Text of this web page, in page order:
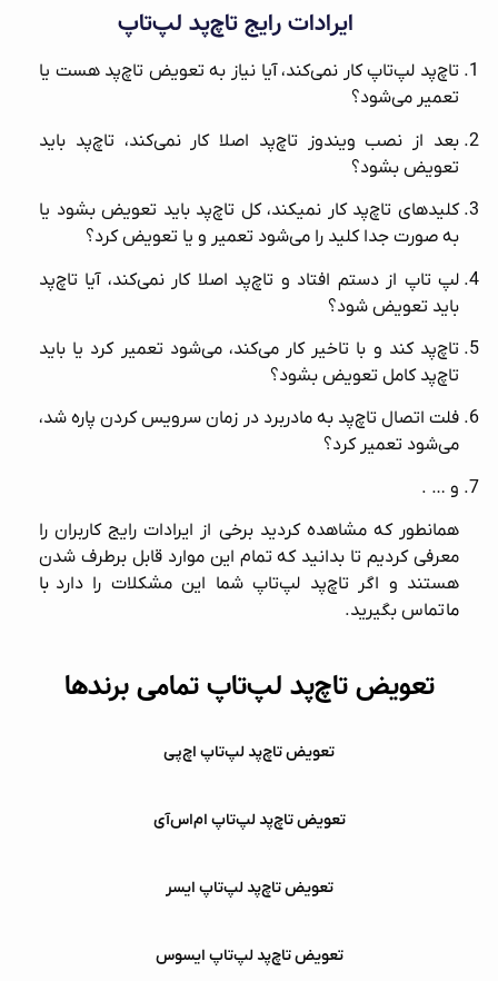
ایرادات رایج تاچ‌پد لپ‌تاپ
تاچ‌پد لپ‌تاپ کار نمی‌کند، آیا نیاز به تعویض تاچ‌پد هست یا
تعمیر می‌شود؟
بعد از نصب ویندوز تاچ‌پد اصلا کار نمی‌کند، تاچ‌پد باید
تعویض بشود؟
کلیدهای تاچ‌پد کار نمیکند، کل تاچ‌پد باید تعویض بشود یا
به صورت جدا کلید را می‌شود تعمیر و یا تعویض کرد؟
لپ تاپ از دستم افتاد و تاچ‌پد اصلا کار نمی‌کند، آیا تاچ‌پد
باید تعویض شود؟
تاچ‌پد کند و با تاخیر کار می‌کند، می‌شود تعمیر کرد یا باید
تاچ‌پد کامل تعویض بشود؟
فلت اتصال تاچ‌پد به مادربرد در زمان سرویس کردن پاره شد،
می‌شود تعمیر کرد؟
و … .
همانطور که مشاهده کردید برخی از ایرادات رایج کاربران را
معرفی کردیم تا بدانید که تمام این موارد قابل برطرف شدن
هستند و اگر تاچ‌پد لپ‌تاپ شما این مشکلات را دارد با
ماتماس بگیرید.
تعویض تاچ‌پد لپ‌تاپ تمامی برندها
تعویض تاچ‌پد لپ‌تاپ اچ‌پی
تعویض تاچ‌پد لپ‌تاپ ام‌اس‌آی
تعویض تاچ‌پد لپ‌تاپ ایسر
تعویض تاچ‌پد لپ‌تاپ ایسوس